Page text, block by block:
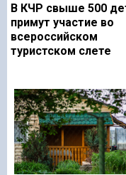
В КЧР свыше 500
примут участие во
всероссийском
туристском слете